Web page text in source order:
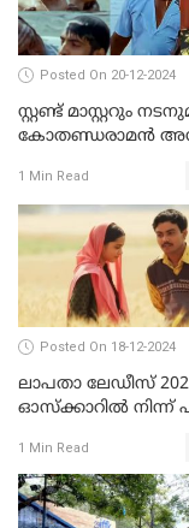
Posted On 20-12-2024
സ്റ്റണ്ട് മാസ്റ്ററും
കോതണ്ഡരാമൻ
1 Min Read
Posted On 18-12-2024
ലാപതാ ലേഡീസ്
ഓസ്‌ക്കാറില്‍ നിന്ന്
1 Min Read